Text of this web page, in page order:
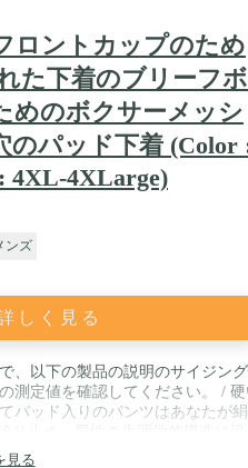
ロントカップのため
た下着のブリーフボ
めのボクサーメッシ
のパッド下着 (Color
4XL-4XLarge)
ンズ
しく見る
、以下の製品の説明のサイジン
測定値を確認してください。 / 硬
パッド入りのパンツはあなたが
手術後に絞られて絞り込み、痛み
見る